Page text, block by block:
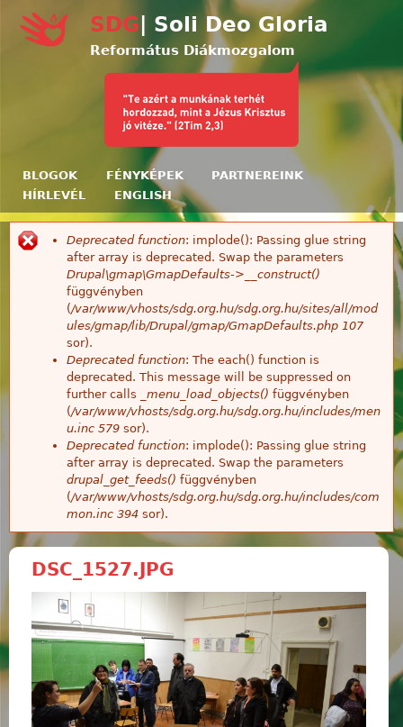
Ugrás a tartalomra
SDG | Soli Deo Gloria
Református Diákmozgalom
BLOGOK FÉNYKÉPEK
PARTNEREINK
HÍRLEVÉL
ENGLISH
Hibaüzenet
Deprecated function: implode(): Passing glue string
after array is deprecated. Swap the parameters
Drupal\gmap\GmapDefaults->__construct()
függvényben
(/var/www/vhosts/sdg.org.hu/sdg.org.hu/sites/all/mod
ules/gmap/lib/Drupal/gmap/GmapDefaults.php 107
sor).
Deprecated function: The each() function is
deprecated. This message will be suppressed on
further calls
_menu_load_objects() függvényben
(/var/www/vhosts/sdg.org.hu/sdg.org.hu/includes/men
u.inc 579 sor).
Deprecated function: implode(): Passing glue string
after array is deprecated. Swap the parameters
drupal_get_feeds() függvényben
(/var/www/vhosts/sdg.org.hu/sdg.org.hu/includes/com
mon.inc 394 sor).
DSC_1527.JPG